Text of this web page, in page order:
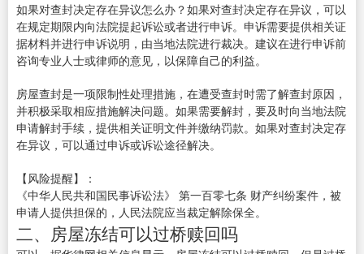
如果对查封决定存在异议怎么办？如果对查封决定存在异议，可以
在规定期限内向法院提起诉讼或者进行申诉。申诉需要提供相关证
据材料并进行申诉说明，由当地法院进行裁决。建议在进行申诉前
咨询专业人士或律师的意见，以保障自己的利益。
房屋查封是一项限制性处理措施，在遭受查封时需了解查封原因，
并积极采取相应措施解决问题。如果需要解封，要及时向当地法院
申请解封手续，提供相关证明文件并缴纳罚款。如果对查封决定存
在异议，可以通过申诉或诉讼途径解决。
【风险提醒】：
《中华人民共和国民事诉讼法》 第一百零七条 财产纠纷案件，被
申请人提供担保的，人民法院应当裁定解除保全。
二、房屋冻结可以过桥赎回吗